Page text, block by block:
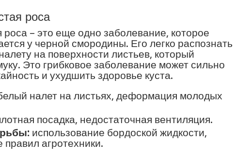
роса
– это еще одно заболевание, которое
у черной смородины. Его легко распознать
на поверхности листьев, который
Это грибковое заболевание может сильно
и ухудшить здоровье куста.
налет на листьях, деформация молодых
посадка, недостаточная вентиляция.
использование бордоской жидкости,
агротехники.